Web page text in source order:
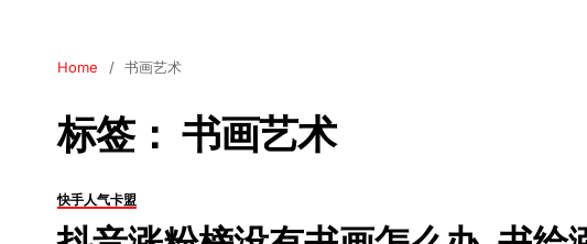
Home 书画艺术
标签：书画艺术
快手人气卡盟